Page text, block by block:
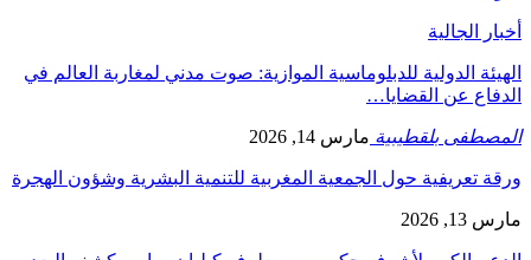
أخبار الجالية
الهيئة الدولية للدبلوماسية الموازية: صوت مدني لمغاربة العالم في
الدفاع عن القضايا…
المصطفى بلقطيبية مارس 14, 2026
ورقة تعريفية حول الجمعية المغربية للتنمية البشرية وشؤون الهجرة
مارس 13, 2026